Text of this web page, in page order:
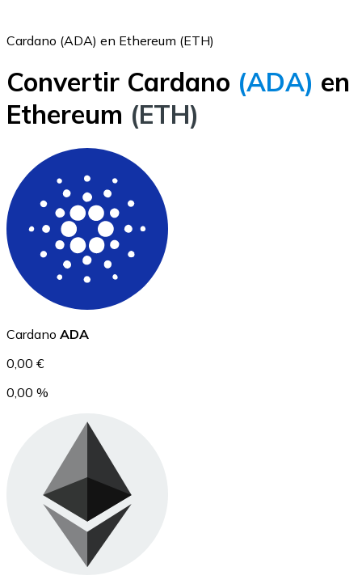
Bitcoin
BTC
Ethereum
ETH
USD Coin
Cardano (ADA) en Ethereum (ETH)
Convertir Cardano (ADA) en
Ethereum (ETH)
Cardano ADA
0,00 €
0,00 %